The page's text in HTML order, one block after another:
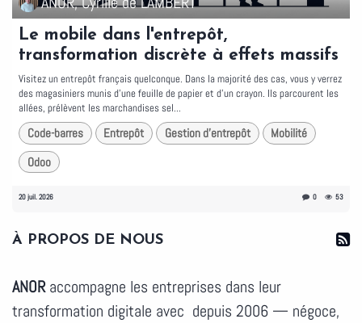
Le mobile dans l'entrepôt,
transformation discrète à effets massifs
Visitez un entrepôt français quelconque. Dans la majorité des cas, vous y verrez
des magasiniers munis d'une feuille de papier et d'un crayon. Ils parcourent les
allées, prélèvent les marchandises sel...
Code-barres Entrepôt Gestion d'entrepôt
Mobilité
Odoo
20 juil. 2026 0 53
À PROPOS DE NOUS
ANORaccompagne les entreprises dans leur
transformation digitale avec depuis 2006 — négoce,